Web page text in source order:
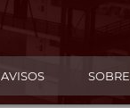
AVISOS SOBRE